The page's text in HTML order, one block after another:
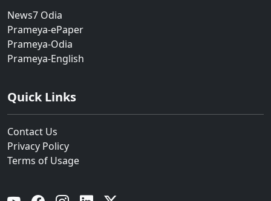
News7 Odia
Prameya-ePaper
Prameya-Odia
Prameya-English
Quick Links
Contact Us
Privacy Policy
Terms of Usage
YouTube Facebook Instagram Linkedin